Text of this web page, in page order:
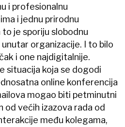
i profesionalnu
i jednu prirodnu
je sporiju slobodnu
organizacije. I to bilo
i one najdigitalnije.
situacija koja se dogodi
online konferencija
mogao biti petminutni
od većih izazova rada od
među kolegama,